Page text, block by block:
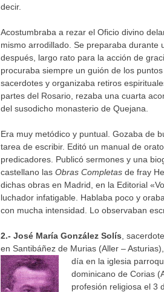
decir.
Acostumbraba a rezar el Oficio divino
mismo arrodillado. Se preparaba durante
después, largo rato para la acción de
procuraba siempre un guión de los
sacerdotes y organizaba retiros
partes del Rosario, rezaba una cuarta
del susodicho monasterio de Quejana.
Era muy metódico y puntual. Gozaba de
tarea de escribir. Editó un manual de
predicadores. Publicó sermones y una
castellano las Obras Completas de fray
dichas obras en Madrid, en la Editorial
luchador infatigable. Hablaba poco y
con mucha intensidad. Lo observaban
2.- José María González Solís ,
en Santibáñez de Murias (Aller –
día en la iglesia
dominicano de Corias
profesión religiosa el 3